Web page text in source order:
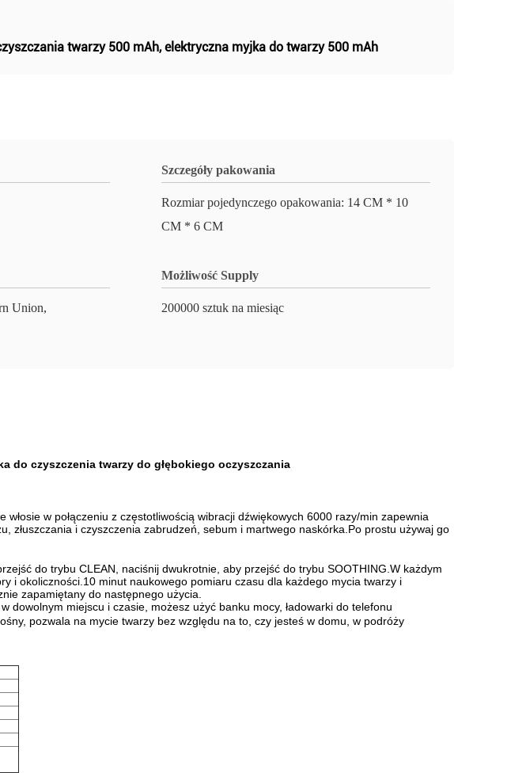
twarzy 500 mAh,elektryczna myjka do twarzy 500 mAh
Szczegóły pakowania
Rozmiar pojedynczego opakowania: 14 CM * 10
CM * 6 CM
Union,
Możliwość Supply
200000 sztuk na miesiąc
do czyszczenia twarzy do głębokiego oczyszczania
w połączeniu z częstotliwością wibracji dźwiękowych 6000 razy/min zapewnia
złuszczania i czyszczenia zabrudzeń, sebum i martwego naskórka.Po prostu używaj go
do trybu CLEAN, naciśnij dwukrotnie, aby przejść do trybu SOOTHING.W każdym
i okoliczności.10 minut naukowego pomiaru czasu dla każdego mycia twarzy i
zapamiętany do następnego użycia.
dowolnym miejscu i czasie, możesz użyć banku mocy, ładowarki do telefonu
pozwala na mycie twarzy bez względu na to, czy jesteś w domu, w podróży